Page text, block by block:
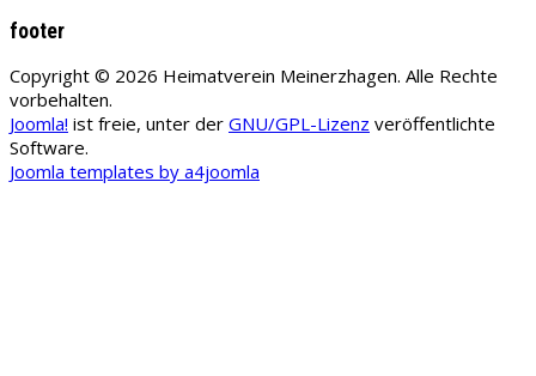
footer
Copyright © 2026 Heimatverein Meinerzhagen. Alle Rechte
vorbehalten.
Joomla! ist freie, unter der GNU/GPL-Lizenz veröffentlichte
Software.
Joomla templates by a4joomla